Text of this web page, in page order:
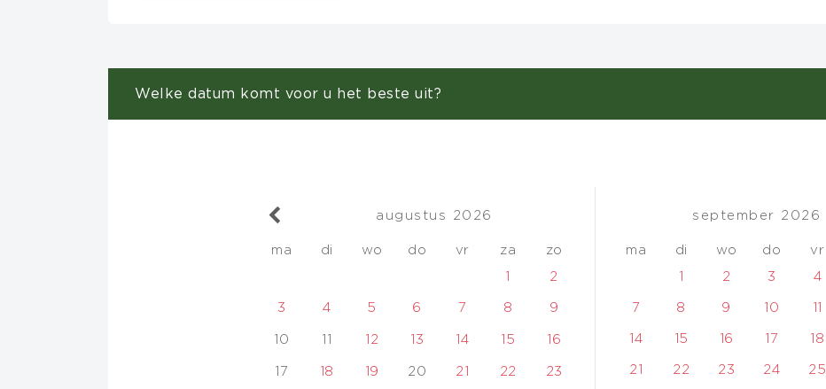
Welke datum komt voor u het beste uit?
augustus 2026
ma di wo do vr za
zo
1
2
3 4 5 6 7 8 9
10 11 12 13 14 15 16
17 18 19 20 21 22 23
september 2026
ma di wo do vr
1
2 3 4
7 8 9 10 11
14 15 16 17 18
21 22 23 24 25